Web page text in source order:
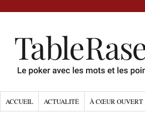
ACCUEIL ACTUALITÉ À CŒUR OUVERT